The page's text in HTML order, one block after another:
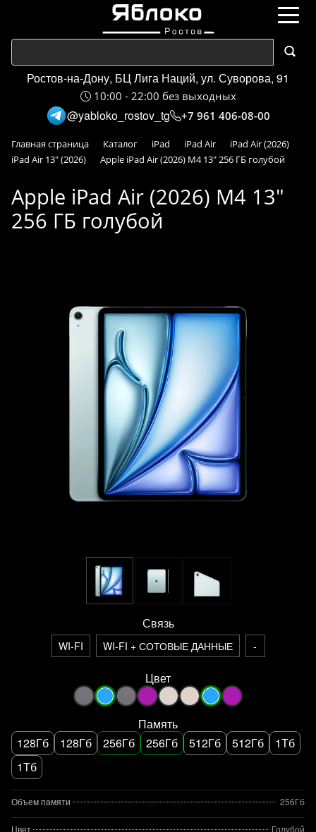
Ростов-на-Дону, БЦ Лига Наций, ул. Суворова, 91
10:00 - 22:00 без выходных
@yabloko_rostov_tg +7 961 406-08-00
Главная страница Каталог iPad iPad Air
iPad Air (2026)
iPad Air 13" (2026)
Apple iPad Air (2026) M4 13" 256 ГБ голубой
Apple iPad Air (2026) M4 13"
256 ГБ голубой
Связь
WI-FI WI-FI + СОТОВЫЕ ДАННЫЕ -
Цвет
Память
128Гб
128Гб 256Гб 256Гб 512Гб 512Гб
1Тб
1Тб
Объем памяти 256Гб
Цвет Голубой